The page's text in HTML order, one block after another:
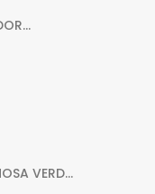
VERD...